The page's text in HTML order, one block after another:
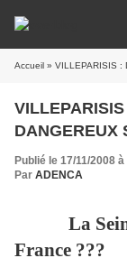
Accueil » VILLEPARISIS :
DANGEREUX
Publié le 17/11/2008
Par ADENCA
La Seine
France ???